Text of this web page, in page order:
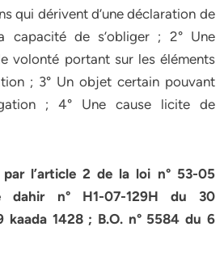
qui dérivent d’une déclaration de
capacité de s’obliger ; 2° Une
volonté portant sur les éléments
; 3° Un objet certain pouvant
; 4° Une cause licite de
l’article 2 de la loi n° 53-05
dahir n° H1-07-129H du 30
kaada 1428 ; B.O. n° 5584 du 6